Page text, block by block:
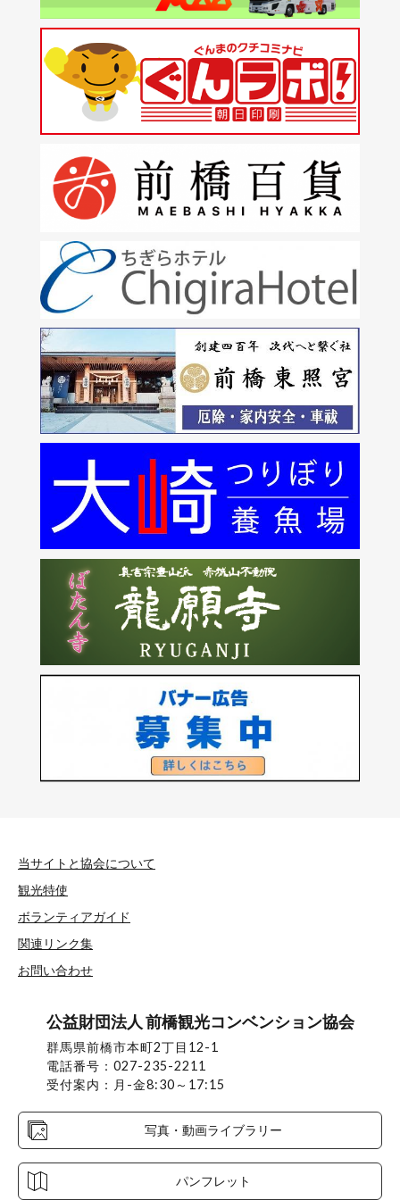
当サイトと協会について
観光特使
ボランティアガイド
関連リンク集
お問い合わせ
公益財団法人 前橋観光コンベンション協会
群馬県前橋市本町2丁目12-1
電話番号：027-235-2211
受付案内：月-金8:30～17:15
写真・動画ライブラリー
パンフレット